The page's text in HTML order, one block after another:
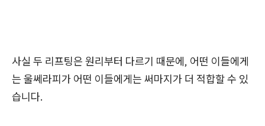
사실 두 리프팅은 원리부터 다르기 때문에, 어떤 이들에게
는 울쎄라피가 어떤 이들에게는 써마지가 더 적합할 수 있
습니다.